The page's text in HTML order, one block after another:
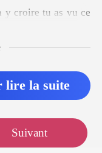
y croire tu as vu ce
lire la suite
Suivant